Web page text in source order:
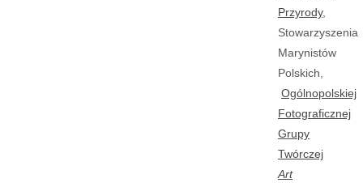
Przyrody,
Stowarzyszenia
Marynistów
Polskich,
Ogólnopolskiej
Fotograficznej
Grupy
Twórczej
Art